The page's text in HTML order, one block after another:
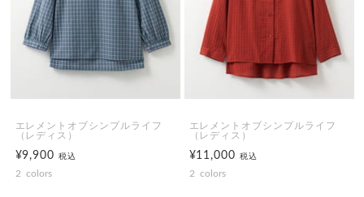
エレメントオブシンプルライフ
（レディス）
¥9,900税込
2 colors
エレメントオブシンプルライフ
（レディス）
¥11,000税込
2 colors